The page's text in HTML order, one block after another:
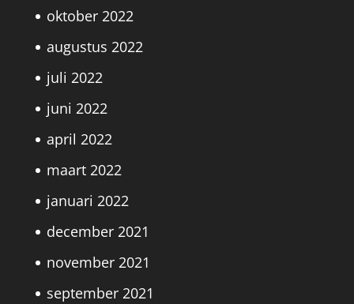
oktober 2022
augustus 2022
juli 2022
juni 2022
april 2022
maart 2022
januari 2022
december 2021
november 2021
september 2021